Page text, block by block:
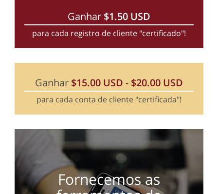
Ganhar $1.50 USD
para cada registro de cliente "certificado"!
Ganhar $15.00 USD - $20.00 USD
para cada conta de cliente "certificada"!
Fornecemos as